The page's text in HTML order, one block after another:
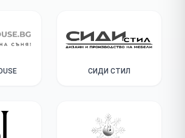
СИДИ СТИЛ